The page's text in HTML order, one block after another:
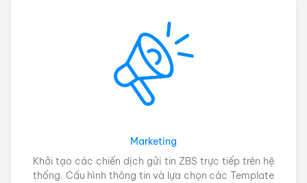
Marketing
Khởi tạo các chiến dịch gửi tin ZBS trực tiếp trên hệ
thống. Cấu hình thông tin và lựa chọn các Template